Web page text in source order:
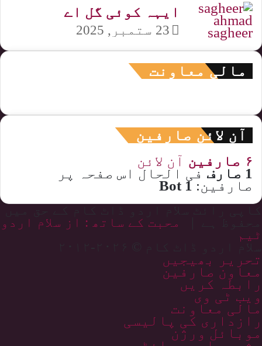
ایہہ کوئی گل اے
23 ستمبر, 2025
مالی معاونت
آن لائن صارفین
۶ صارفین آن لائن
1 صارف فی الحال اس صفحہ پر
صارفین: 1 Bot
محبت کے ساتھ : از سلام اردو
ٹیم
سلام اردو ڈاٹ کام © ۲۰۲۶-۲۰۱۲
تحریر بھیجیں
معاون صارفین
رابطہ کریں
ویب ٹی وی
مالی معاونت
رازداری کی پالیسی
موبائل ورژن